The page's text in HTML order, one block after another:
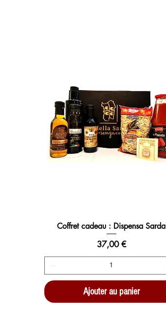
Coffret cadeau : Dispensa Sarda
Prix
37,00 €
Ajouter au panier